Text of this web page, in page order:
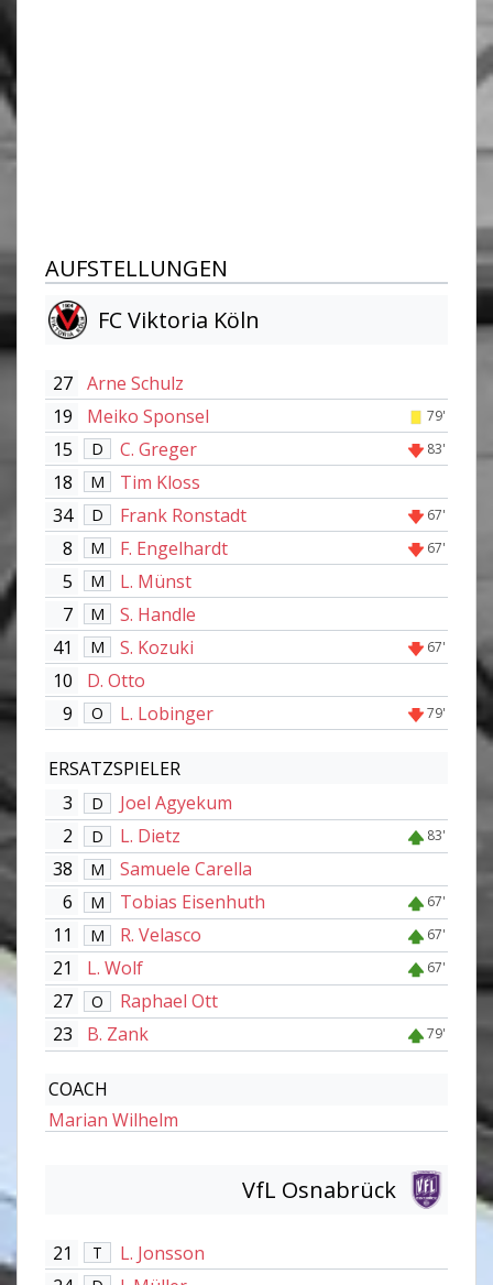
AUFSTELLUNGEN
FC Viktoria Köln
27 Arne Schulz
19
Meiko Sponsel 79'
15 D C. Greger 83'
18 M
Tim Kloss
34
D Frank Ronstadt 67'
8 M F. Engelhardt 67'
5 M
L. Münst
7
M
S. Handle
41
M S. Kozuki 67'
10
D. Otto
9
O L. Lobinger 79'
ERSATZSPIELER
3
D
Joel Agyekum
2
D L. Dietz 83'
38 M
Samuele Carella
6
M Tobias Eisenhuth 67'
11 M R. Velasco 67'
21 L. Wolf 67'
27 O
Raphael Ott
23
B. Zank 79'
COACH
Marian Wilhelm
VfL Osnabrück
21 T
L. Jonsson